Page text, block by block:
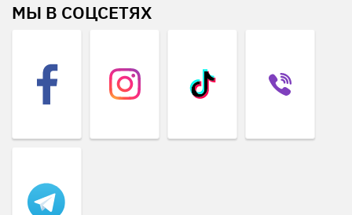
МЫ В СОЦСЕТЯХ